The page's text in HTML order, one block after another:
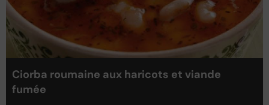
Ciorba roumaine aux haricots et viande
fumée